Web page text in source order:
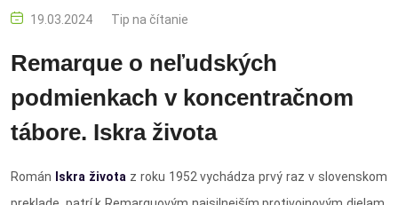
19.03.2024 Tip na čítanie
Remarque o neľudských
podmienkach v koncentračnom
tábore. Iskra života
Román Iskra života z roku 1952 vychádza prvý raz v slovenskom